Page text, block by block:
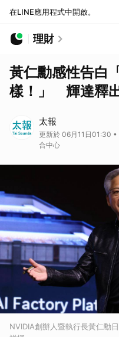
在LINE應用程式中開啟。
理財
黃仁勳感性告白
樣！」 輝達釋
太報
更新於 06月11日01:30
合中心
NVIDIA創辦人暨執行長黃仁勳